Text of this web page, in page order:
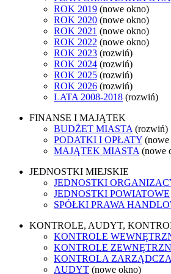
ROK 2019 (nowe okno)
ROK 2020 (nowe okno)
ROK 2021 (nowe okno)
ROK 2022 (nowe okno)
ROK 2023 (rozwiń)
ROK 2024 (rozwiń)
ROK 2025 (rozwiń)
ROK 2026 (rozwiń)
LATA 2008-2018 (rozwiń)
FINANSE I MAJĄTEK
BUDŻET MIASTA (rozwiń)
PODATKI I OPŁATY
MAJĄTEK MIASTA (nowe
JEDNOSTKI MIEJSKIE
JEDNOSTKI
JEDNOSTKI POWIATOWE
SPÓŁKI PRAWA
KONTROLE, AUDYT,
KONTROLE
KONTROLE
KONTROLA ZARZĄDCZA
AUDYT (nowe okno)